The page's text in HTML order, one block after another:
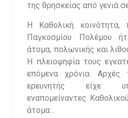
της θρησκείας από γενιά
Η Καθολική κοινότητα,
Παγκοσμίου Πολέμου
άτομα, πολωνικής και
Η πλειοψηφία τους
επόμενα χρόνια. Αρχές
ερευνητής είχε
εναπομείναντες
άτομα…